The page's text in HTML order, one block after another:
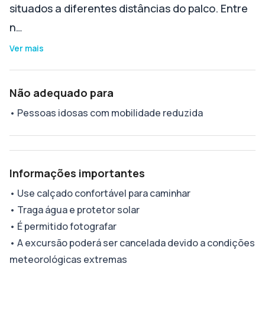
situados a diferentes distâncias do palco. Entre
n…
Ver mais
Não adequado para
• Pessoas idosas com mobilidade reduzida
Informações importantes
• Use calçado confortável para caminhar
• Traga água e protetor solar
• É permitido fotografar
• A excursão poderá ser cancelada devido a condições
meteorológicas extremas